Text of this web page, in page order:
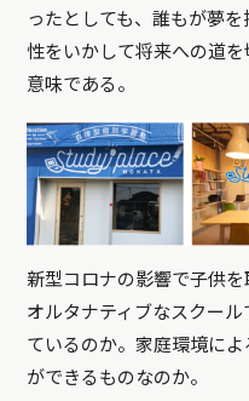
ったとしても、誰もが夢
性をいかして将来への道
意味である。
新型コロナの影響で子供を
オルタナティブなスクー
ているのか。家庭環境に
ができるものなのか。